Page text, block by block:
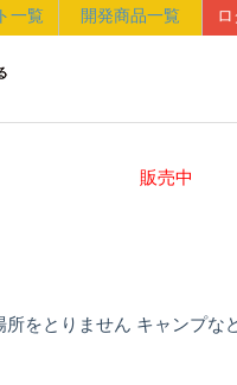
開発商品一覧
一覧
販売中
をとりません キャンプな